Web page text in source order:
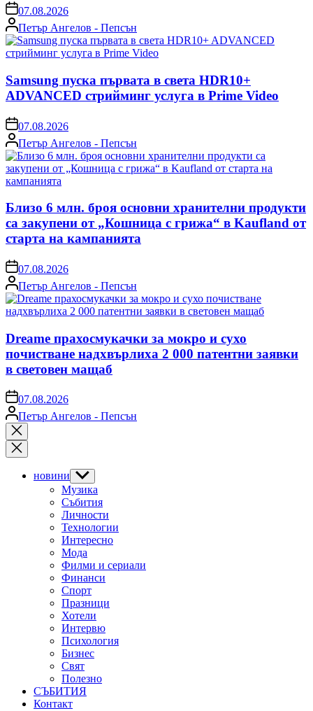
on07.08.2026
Posted
by
Петър Ангелов - Пепсън
Samsung пуска първата в света HDR10+
ADVANCED стрийминг услуга в Prime Video
on07.08.2026
Posted
by
Петър Ангелов - Пепсън
Близо 6 млн. броя основни хранителни продукти
са закупени от „Кошница с грижа“ в Kaufland от
старта на кампанията
on07.08.2026
Posted
by
Петър Ангелов - Пепсън
Dreame прахосмукачки за мокро и сухо
почистване надхвърлиха 2 000 патентни заявки
в световен мащаб
on07.08.2026
Posted
by
Петър Ангелов - Пепсън
Close
search
новини Show
sub
menu
Музика
Събития
Личности
Технологии
Интересно
Мода
Филми и сериали
Финанси
Спорт
Празници
Хотели
Интервю
Психология
Бизнес
Свят
Полезно
СЪБИТИЯ
Контакт